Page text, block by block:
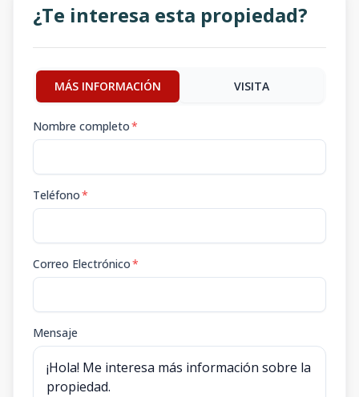
¿Te interesa esta propiedad?
MÁS INFORMACIÓN VISITA
Nombre completo*
Teléfono*
Correo Electrónico*
Mensaje